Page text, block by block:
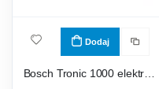
Dodaj